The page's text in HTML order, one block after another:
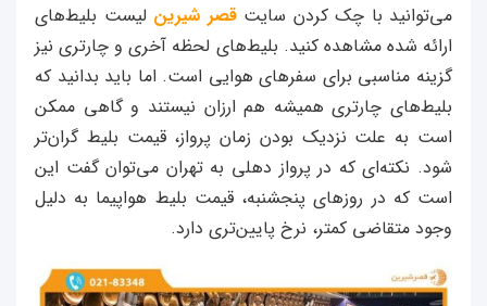
می‌توانید با چک کردن سایتقصر شیرین لیست بلیط‌های
ارائه شده مشاهده کنید. بلیط‌های لحظه آخری و چارتری نیز
گزینه مناسبی برای سفرهای هوایی است. اما باید بدانید که
بلیط‌های چارتری همیشه هم ارزان نیستند و گاهی ممکن
است به علت نزدیک بودن زمان پرواز، قیمت بلیط گران‌تر
شود. نکته‌ای که در پرواز دهلی به تهران می‌توان گفت این
است که در روزهای پنجشنبه، قیمت بلیط هواپیما به دلیل
وجود متقاضی کمتر، نرخ پایین‌تری دارد.